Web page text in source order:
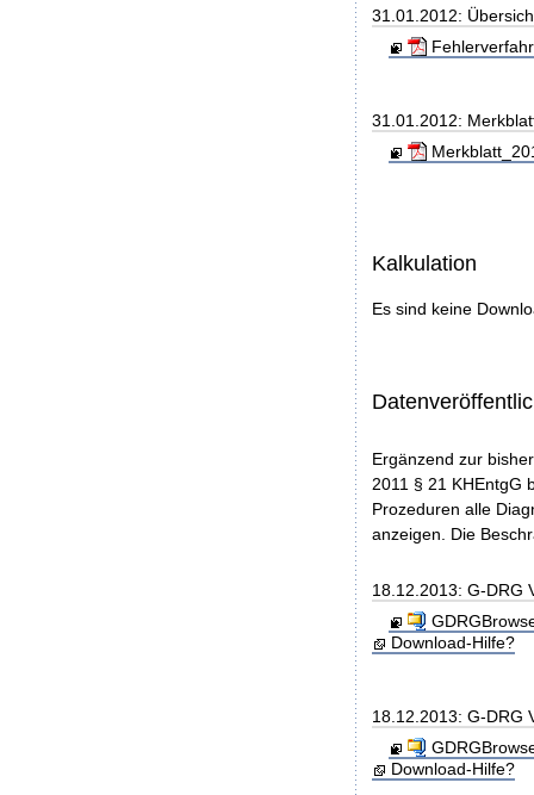
31.01.2012:
31.01.2012:
Kalkulation
Es sind keine
Ergänzend zur
2011 § 21 KHEntgG
Prozeduren alle
anzeigen. Die
18.12.2013: G-DRG
Download-Hilfe?
18.12.2013: G-DRG
Download-Hilfe?